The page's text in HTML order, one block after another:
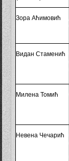
Зора Аћимовић
Видан Стаменић
Милена Томић
Невена Чечарић